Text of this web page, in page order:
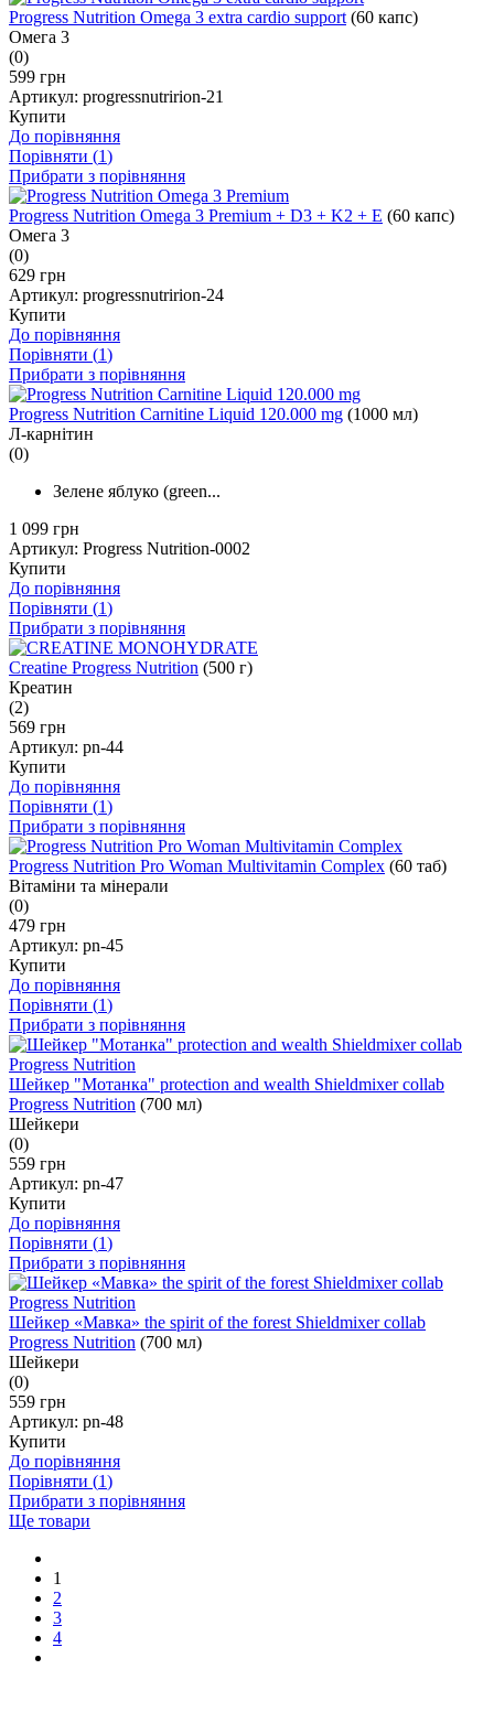
Progress Nutrition Omega 3 extra cardio support (60 капс)
Омега 3
(0)
599 грн
Артикул: progressnutririon-21
Купити
До порівняння
Порівняти (1)
Прибрати з порівняння
Progress Nutrition Omega 3 Premium + D3 + K2 + E (60 капс)
Омега 3
(0)
629 грн
Артикул: progressnutririon-24
Купити
До порівняння
Порівняти (1)
Прибрати з порівняння
Progress Nutrition Carnitine Liquid 120.000 mg (1000 мл)
Л-карнітин
(0)
Зелене яблуко (green...
1 099 грн
Артикул: Progress Nutrition-0002
Купити
До порівняння
Порівняти (1)
Прибрати з порівняння
Creatine Progress Nutrition (500 г)
Креатин
(2)
569 грн
Артикул: pn-44
Купити
До порівняння
Порівняти (1)
Прибрати з порівняння
Progress Nutrition Pro Woman Multivitamin Complex (60 таб)
Вітаміни та мінерали
(0)
479 грн
Артикул: pn-45
Купити
До порівняння
Порівняти (1)
Прибрати з порівняння
Шейкер "Мотанка" protection and wealth Shieldmixer collab
Progress Nutrition (700 мл)
Шейкери
(0)
559 грн
Артикул: pn-47
Купити
До порівняння
Порівняти (1)
Прибрати з порівняння
Шейкер «Мавка» the spirit of the forest Shieldmixer collab
Progress Nutrition (700 мл)
Шейкери
(0)
559 грн
Артикул: pn-48
Купити
До порівняння
Порівняти (1)
Прибрати з порівняння
Ще товари
1
2
3
4